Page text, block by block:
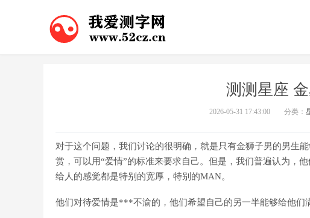
测测星座
2026-05-31 17:43:00 分类：
对于这个问题，我们讨论的很明确，就是只有金狮子男的男生
赏，可以用“爱情”的标准来要求自己。但是，我们普遍认为，
给人的感觉都是特别的宽厚，特别的MAN。
他们对待爱情是***不渝的，他们希望自己的另一半能够给他们